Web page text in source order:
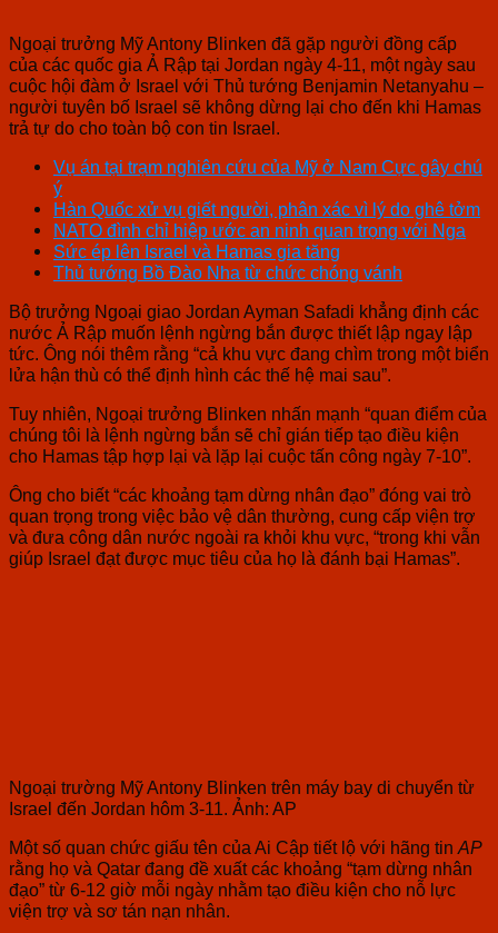
Ngoại trưởng Mỹ Antony Blinken đã gặp người đồng cấp
của các quốc gia Ả Rập tại Jordan ngày 4-11, một ngày sau
cuộc hội đàm ở Israel với Thủ tướng Benjamin Netanyahu –
người tuyên bố Israel sẽ không dừng lại cho đến khi Hamas
trả tự do cho toàn bộ con tin Israel.
Vụ án tại trạm nghiên cứu của Mỹ ở Nam Cực gây chú
ý
Hàn Quốc xử vụ giết người, phân xác vì lý do ghê tởm
NATO đình chỉ hiệp ước an ninh quan trọng với Nga
Sức ép lên Israel và Hamas gia tăng
Thủ tướng Bồ Đào Nha từ chức chóng vánh
Bộ trưởng Ngoại giao Jordan Ayman Safadi khẳng định các
nước Ả Rập muốn lệnh ngừng bắn được thiết lập ngay lập
tức. Ông nói thêm rằng “cả khu vực đang chìm trong một biển
lửa hận thù có thể định hình các thế hệ mai sau”.
Tuy nhiên, Ngoại trưởng Blinken nhấn mạnh “quan điểm của
chúng tôi là lệnh ngừng bắn sẽ chỉ gián tiếp tạo điều kiện
cho Hamas tập hợp lại và lặp lại cuộc tấn công ngày 7-10”.
Ông cho biết “các khoảng tạm dừng nhân đạo” đóng vai trò
quan trọng trong việc bảo vệ dân thường, cung cấp viện trợ
và đưa công dân nước ngoài ra khỏi khu vực, “trong khi vẫn
giúp Israel đạt được mục tiêu của họ là đánh bại Hamas”.
Ngoại trường Mỹ Antony Blinken trên máy bay di chuyển từ
Israel đến Jordan hôm 3-11. Ảnh: AP
Một số quan chức giấu tên của Ai Cập tiết lộ với hãng tin AP
rằng họ và Qatar đang đề xuất các khoảng “tạm dừng nhân
đạo” từ 6-12 giờ mỗi ngày nhằm tạo điều kiện cho nỗ lực
viện trợ và sơ tán nạn nhân.